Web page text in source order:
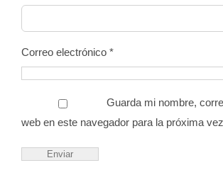
Correo electrónico *
Guarda mi nombre,
web en este navegador para la próxima